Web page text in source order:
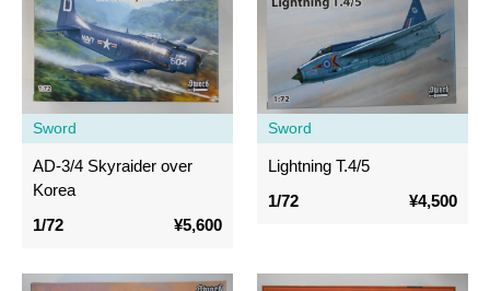
Sword
AD-3/4 Skyraider over
Korea
1/72
¥5,600
Sword
Lightning T.4/5
1/72
¥4,500